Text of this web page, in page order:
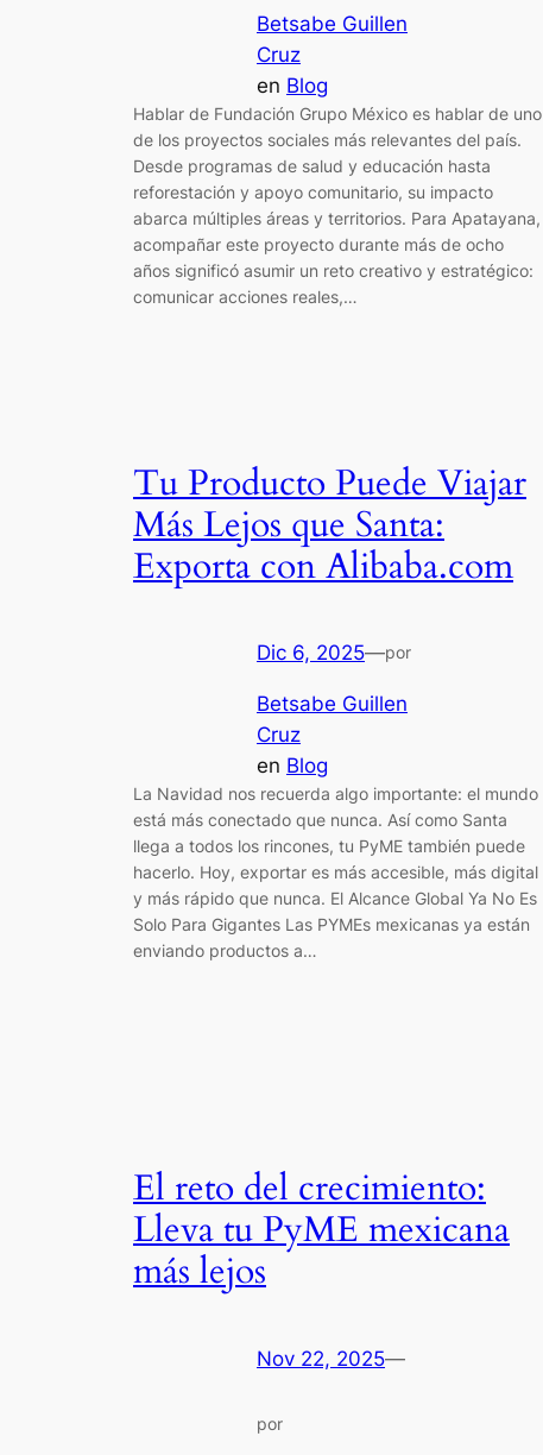
Betsabe Guillen
Cruz
en Blog
Hablar de Fundación Grupo México es hablar de uno
de los proyectos sociales más relevantes del país.
Desde programas de salud y educación hasta
reforestación y apoyo comunitario, su impacto
abarca múltiples áreas y territorios. Para Apatayana,
acompañar este proyecto durante más de ocho
años significó asumir un reto creativo y estratégico:
comunicar acciones reales,…
Tu Producto Puede Viajar
Más Lejos que Santa:
Exporta con Alibaba.com
Dic 6, 2025—por
Betsabe Guillen
Cruz
en Blog
La Navidad nos recuerda algo importante: el mundo
está más conectado que nunca. Así como Santa
llega a todos los rincones, tu PyME también puede
hacerlo. Hoy, exportar es más accesible, más digital
y más rápido que nunca. El Alcance Global Ya No Es
Solo Para Gigantes Las PYMEs mexicanas ya están
enviando productos a…
El reto del crecimiento:
Lleva tu PyME mexicana
más lejos
Nov 22, 2025—
por